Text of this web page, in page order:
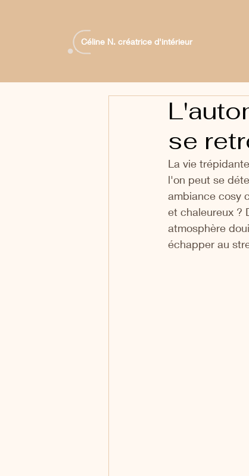
Céline N. créatrice d'intérieur
se
La vie
l'on peut se
ambiance cosy
et chaleureux ?
atmosphère
échapper au